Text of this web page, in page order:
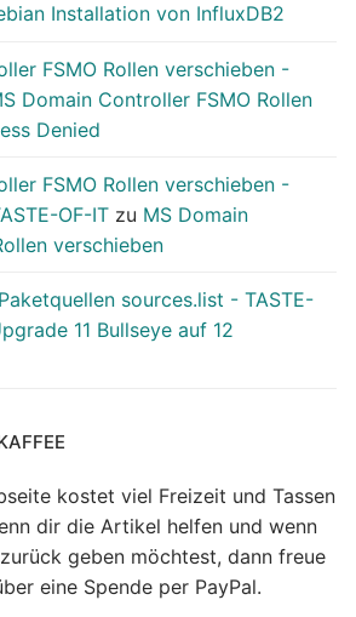
Installation von InfluxDB2
FSMO Rollen verschieben -
Domain Controller FSMO Rollen
Denied
FSMO Rollen verschieben -
OF-IT zu MS Domain
verschieben
sources.list - TASTE-
11 Bullseye auf 12
kostet viel Freizeit und Tassen
dir die Artikel helfen und wenn
geben möchtest, dann freue
eine Spende per PayPal.